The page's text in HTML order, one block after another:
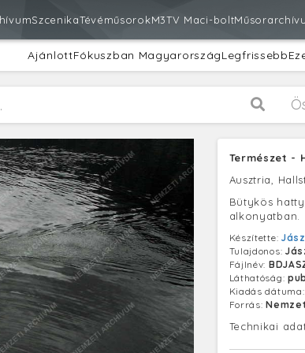
SzcenikaTévéműsorokM3TV Maci-bolt
AjánlottFókuszban MagyarországLegfrissebb
Természet
Ausztria,
Bütykös
alkonyatban.
Készítette:
Tulajdonos:
Fájlnév:
Láthatóság:
Kiadás
Forrás:
Technikai